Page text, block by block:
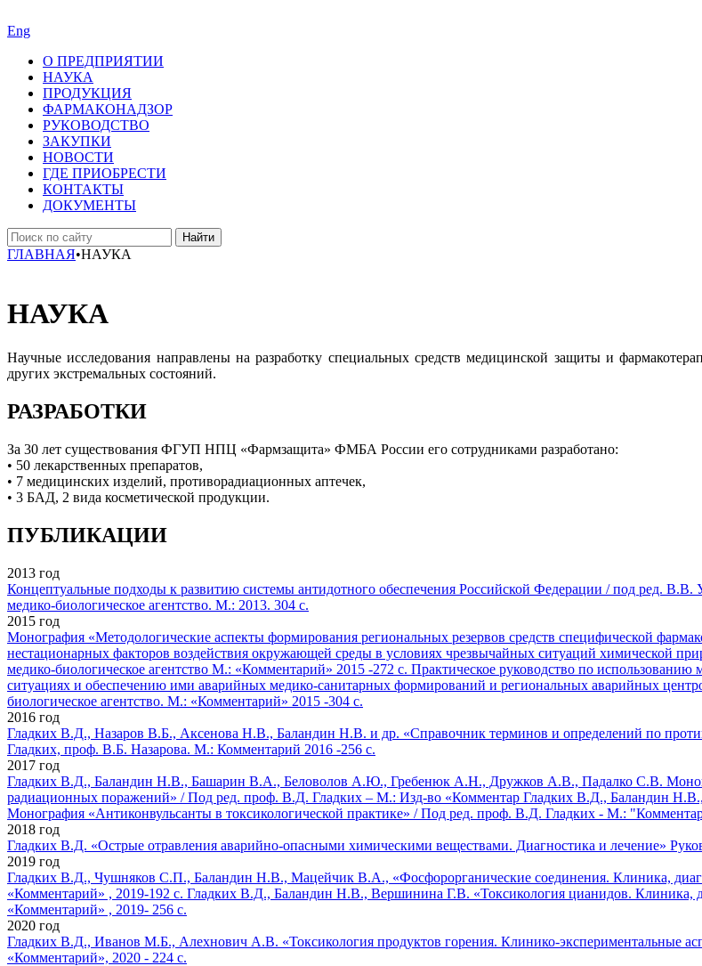
Eng
О ПРЕДПРИЯТИИ
НАУКА
ПРОДУКЦИЯ
ФАРМАКОНАДЗОР
РУКОВОДСТВО
ЗАКУПКИ
НОВОСТИ
ГДЕ ПРИОБРЕСТИ
КОНТАКТЫ
ДОКУМЕНТЫ
Найти
ГЛАВНАЯ•НАУКА
НАУКА
Научные исследования направлены на разработку специальных средств медицинской защиты и
других экстремальных состояний.
РАЗРАБОТКИ
За 30 лет существования ФГУП НПЦ «Фармзащита» ФМБА России его сотрудниками разработано:
• 50 лекарственных препаратов,
• 7 медицинских изделий, противорадиационных аптечек,
• 3 БАД, 2 вида косметической продукции.
ПУБЛИКАЦИИ
2013 год
Концептуальные подходы к развитию системы антидотного обеспечения Российской Федерации / под ред.
медико-биологическое агентство. М.: 2013. 304 с.
2015 год
Монография «Методологические аспекты формирования региональных резервов средств специфической
нестационарных факторов воздействия окружающей среды в условиях чрезвычайных ситуаций химической
медико-биологическое агентство М.: «Комментарий» 2015 -272 с. Практическое руководство по
ситуациях и обеспечению ими аварийных медико-санитарных формирований и региональных аварийных
биологическое агентство. М.: «Комментарий» 2015 -304 с.
2016 год
Гладких В.Д., Назаров В.Б., Аксенова Н.В., Баландин Н.В. и др. «Справочник терминов и определений по
Гладких, проф. В.Б. Назарова. М.: Комментарий 2016 -256 с.
2017 год
Гладких В.Д., Баландин Н.В., Башарин В.А., Беловолов А.Ю., Гребенюк А.Н., Дружков А.В., Падалко С.В.
радиационных поражений» / Под ред. проф. В.Д. Гладких – М.: Изд-во «Комментар Гладких В.Д., Баландин
Монография «Антиконвульсанты в токсикологической практике» / Под ред. проф. В.Д. Гладких - М.:
2018 год
Гладких В.Д. «Острые отравления аварийно-опасными химическими веществами. Диагностика и лечение»
2019 год
Гладких В.Д., Чушняков С.П., Баландин Н.В., Мацейчик В.А., «Фосфорорганические соединения. Клиника,
«Комментарий» , 2019-192 с. Гладких В.Д., Баландин Н.В., Вершинина Г.В. «Токсикология цианидов. Клиника,
«Комментарий» , 2019- 256 с.
2020 год
Гладких В.Д., Иванов М.Б., Алехнович А.В. «Токсикология продуктов горения. Клинико-экспериментальные
«Комментарий», 2020 - 224 с.